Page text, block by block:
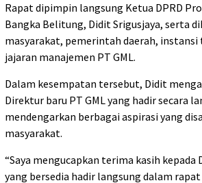
Rapat dipimpin langsung Ketua DPRD
Bangka Belitung, Didit Srigusjaya, serta
masyarakat, pemerintah daerah,
jajaran manajemen PT GML.
Dalam kesempatan tersebut, Didit
Direktur baru PT GML yang hadir secara
mendengarkan berbagai aspirasi yang
masyarakat.
“Saya mengucapkan terima kasih kepada
yang bersedia hadir langsung dalam